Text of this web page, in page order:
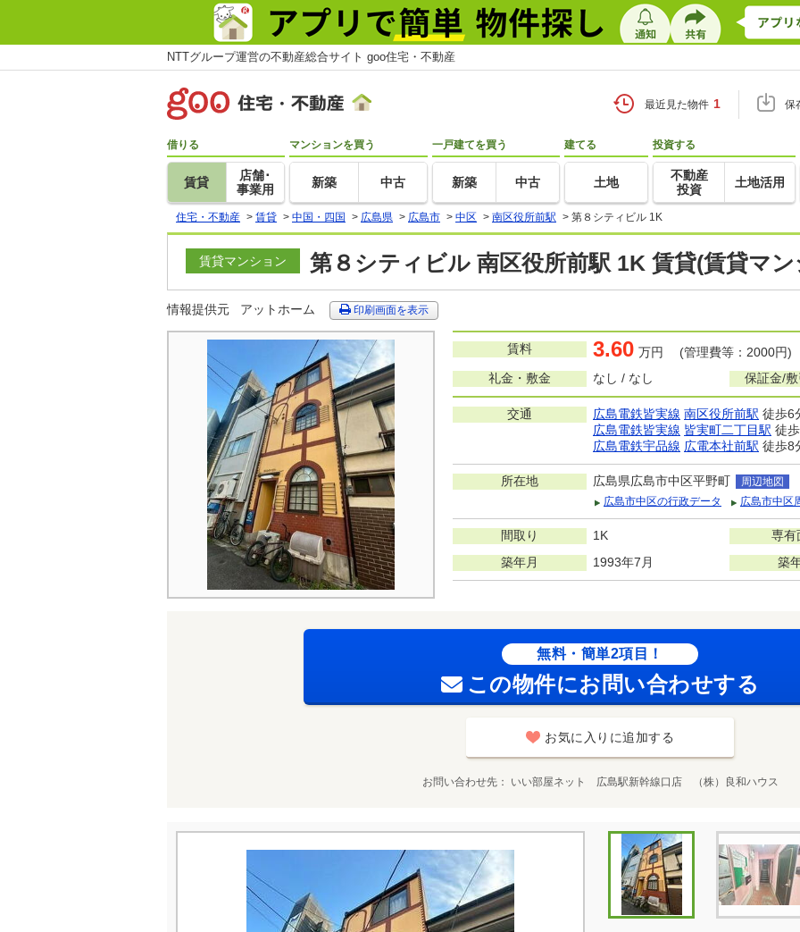
NTTグループ運営の不動産総合サイト goo住宅・不動産
最近見た物件 1 保
借りる
賃貸
店舗･
事業用
マンションを買う
新築 中古
一戸建てを買う
新築 中古
建てる
土地
投資する
不動産
投資
土地活用
住宅・不動産 > 賃貸 > 中国・四国 > 広島県 > 広島市 > 中区 > 南区役所前駅 > 第８シティビル 1K
賃貸マンション 第８シティビル 南区役所前駅 1K 賃貸(賃貸マ
情報提供元 アットホーム 印刷画面を表示
賃料 3.60 万円 (管理費等：2000円)
礼金・敷金
なし / なし 保証金/
交通 広島電鉄皆実線 南区役所前駅 徒歩6
広島電鉄皆実線 皆実町二丁目駅 徒
広島電鉄宇品線 広電本社前駅 徒歩8
所在地 広島県広島市中区平野町
周辺地図
広島市中区の行政データ
広島市中区
間取り 1K 専有
築年月 1993年7月 築
無料・簡単2項目！
この物件にお問い合わせする
お気に入りに追加する
お問い合わせ先 いい部屋ネット 広島駅新幹線口店 （株）良和ハウス